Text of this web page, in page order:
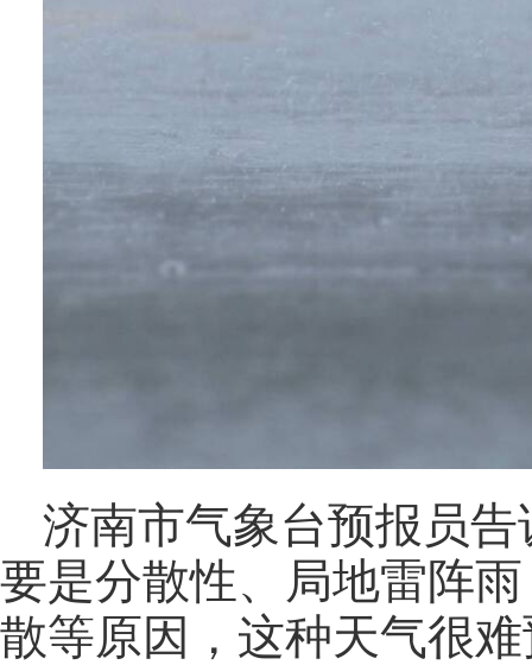
济南市气象台预报员
要是分散性、局地雷阵
散等原因，这种天气很